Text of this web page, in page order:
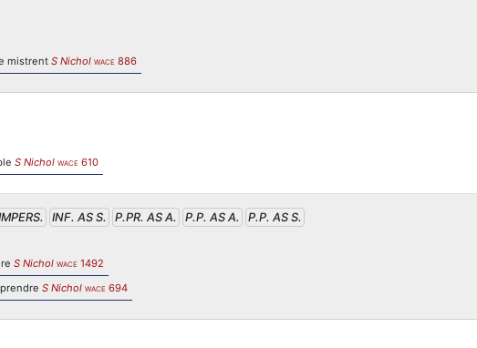
mistrent S Nichol WACE 886
S Nichol WACE 610
INF. AS S. P.PR. AS A. P.P. AS A.
P.P. AS S.
S Nichol WACE 1492
S Nichol WACE 694